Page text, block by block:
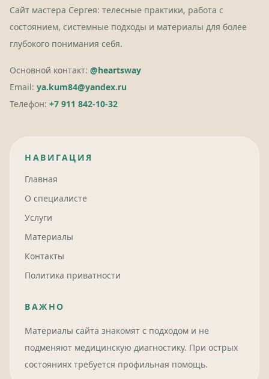
Сайт мастера Сергея: телесные практики, работа с
состоянием, системные подходы и материалы для более
глубокого понимания себя.
Основной контакт: @heartsway
Email: ya.kum84@yandex.ru
Телефон: +7 911 842-10-32
НАВИГАЦИЯ
Главная
О специалисте
Услуги
Материалы
Контакты
Политика приватности
ВАЖНО
Материалы сайта знакомят с подходом и не
подменяют медицинскую диагностику. При острых
состояниях требуется профильная помощь.